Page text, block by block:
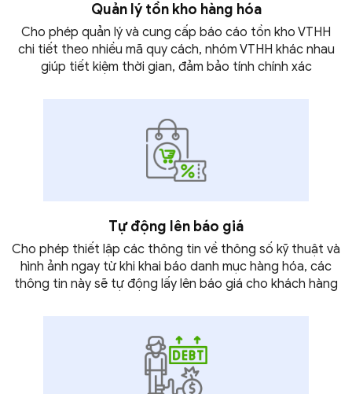
Quản lý tồn kho hàng hóa
Cho phép quản lý và cung cấp báo cáo tồn kho VTHH
chi tiết theo nhiều mã quy cách, nhóm VTHH khác nhau
giúp tiết kiệm thời gian, đảm bảo tính chính xác
Tự động lên báo giá
Cho phép thiết lập các thông tin về thông số kỹ thuật và
hình ảnh ngay từ khi khai báo danh mục hàng hóa, các
thông tin này sẽ tự động lấy lên báo giá cho khách hàng